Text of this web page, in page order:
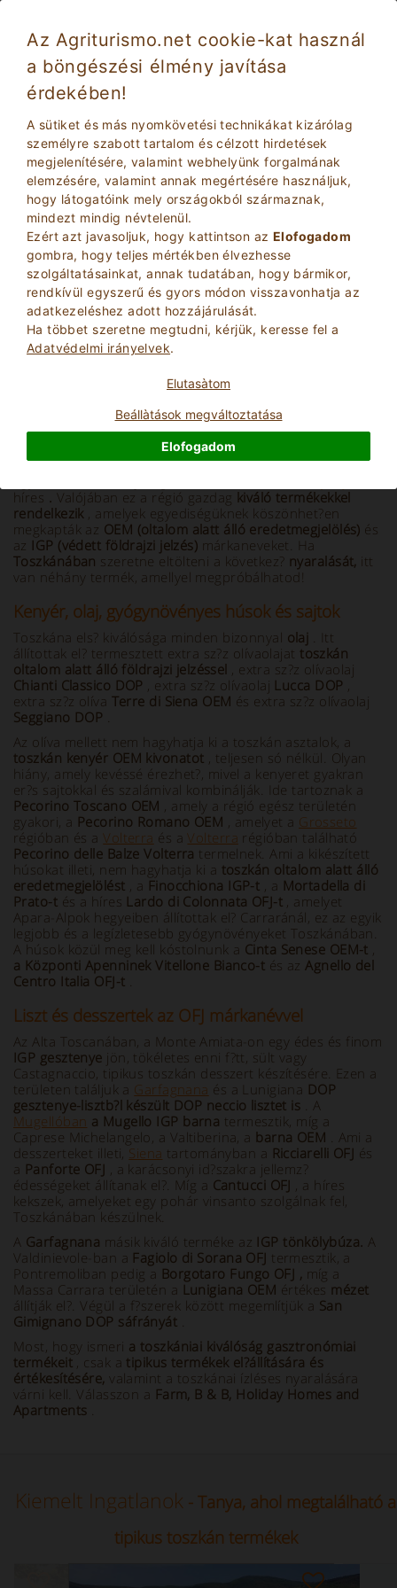
Az Agriturismo.net cookie-kat használ
a böngészési élmény javítása
érdekében!
A sütiket és más nyomkövetési technikákat kizárólag
személyre szabott tartalom és célzott hirdetések
megjelenítésére, valamint webhelyünk forgalmának
elemzésére, valamint annak megértésére használjuk,
hogy látogatóink mely országokból származnak,
mindezt mindig névtelenül.
Ezért azt javasoljuk, hogy kattintson az Elofogadom
gombra, hogy teljes mértékben élvezhesse
szolgáltatásainkat, annak tudatában, hogy bármikor,
rendkívül egyszerű és gyors módon visszavonhatja az
adatkezeléshez adott hozzájárulását.
Ha többet szeretne megtudni, kérjük, keresse fel a
Adatvédelmi irányelvek.
Elutasà­tom
Beállà­tások megváltoztatása
Elofogadom
Ünnepnapok Toszkánában: a tipikus
termékek, amelyeket próbálni kell
2Felnottek
0Gyerekek KERESÉS
Info and Description
A gyönyör? táj és kulturális örökség mellettToszkánaaz
híres . Valójában ez a régió gazdag kiváló termékekkel
rendelkezik, amelyek egyediségüknek köszönhet?en
megkapták az OEM (oltalom alatt álló eredetmegjelölés) és
az IGP (védett földrajzi jelzés) márkaneveket. Ha
Toszkánában szeretne eltölteni a következ? nyaralását, itt
van néhány termék, amellyel megpróbálhatod!
Kenyér, olaj, gyógynövényes húsok és sajtok
Toszkána els? kiválósága minden bizonnyal olaj . Itt
állítottak el? termesztett extra sz?z olívaolajat toszkán
oltalom alatt álló földrajzi jelzéssel , extra sz?z olívaolaj
Chianti Classico DOP , extra sz?z olívaolaj Lucca DOP ,
extra sz?z olíva Terre di Siena OEM és extra sz?z olívaolaj
Seggiano DOP .
Az olíva mellett nem hagyhatja ki a toszkán asztalok, a
toszkán kenyér OEM kivonatot , teljesen só nélkül. Olyan
hiány, amely kevéssé érezhet?, mivel a kenyeret gyakran
er?s sajtokkal és szalámival kombinálják. Ide tartoznak a
Pecorino Toscano OEM , amely a régió egész területén
gyakori, a Pecorino Romano OEM , amelyet a Grosseto
régióban és a Volterra és a Volterra régióban található
Pecorino delle Balze Volterra termelnek. Ami a kikészített
húsokat illeti, nem hagyhatja ki a toszkán oltalom alatt álló
eredetmegjelölést , a Finocchiona IGP-t , a Mortadella di
Prato-t és a híres Lardo di Colonnata OFJ-t , amelyet
Apara-Alpok hegyeiben állítottak el? Carraránál, ez az egyik
legjobb és a legízletesebb gyógynövényeket Toszkánában.
A húsok közül meg kell kóstolnunk a Cinta Senese OEM-t ,
a Központi Apenninek Vitellone Bianco-t és azAgnello del
Centro Italia OFJ-t .
Liszt és desszertek az OFJ márkanévvel
Az Alta Toscanában, a Monte Amiata-on egy édes és finom
IGP gesztenye jön, tökéletes enni f?tt, sült vagy
Castagnaccio, tipikus toszkán desszert készítésére. Ezen a
területen találjuk a Garfagnana és a Lunigiana DOP
gesztenye-lisztb?l készült DOP neccio lisztet is . A
Mugellóban a Mugello IGP barna termesztik, míg a
Caprese Michelangelo, a Valtiberina, a barna OEM . Ami a
desszerteket illeti, Siena tartományban a Ricciarelli OFJ és
a Panforte OFJ , a karácsonyi id?szakra jellemz?
édességeket állítanak el?. Míg a Cantucci OFJ , a híres
kekszek, amelyeket egy pohár vinsanto szolgálnak fel,
Toszkánában készülnek.
A Garfagnana másik kiváló terméke az IGP tönkölybúza. A
Valdinievole-ban a Fagiolo di Sorana OFJ termesztik, a
Pontremoliban pedig a Borgotaro Fungo OFJ , míg a
Massa Carrara területén a Lunigiana OEM értékes mézet
állítják el?. Végül a f?szerek között megemlítjük a San
Gimignano DOP sáfrányát .
Most, hogy ismeri a toszkániai kiválóság gasztronómiai
termékeit, csak a tipikus termékek el?állítására és
értékesítésére, valamint a toszkánai ízléses nyaralására
várni kell. Válasszon a Farm, B & B, Holiday Homes and
Apartments .
Kiemelt Ingatlanok - Tanya, ahol megtalálható a
tipikus toszkán termékek